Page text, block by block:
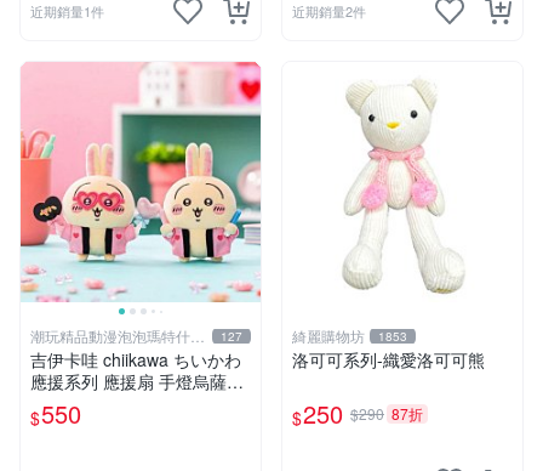
近期銷量1件 近期銷量2件
潮玩精品動漫泡泡瑪特什麼
都有
127
吉伊卡哇 chiikawa ちいかわ
應援系列 應援扇 手燈烏薩奇
兔兔 水汪汪大眼兔兔 吊飾 掛
飾
$550
綺麗購物坊 1853
洛可可系列-織愛洛可可熊
$250 $290 87折